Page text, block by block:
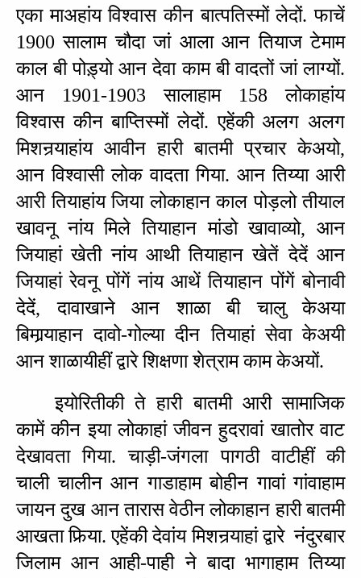
एका माअहांय विश्‍वास कीन बात्‍पतिस्मों लेदों. फाचें
1900 सालाम चौदा जां आला आन तियाज टेमाम
काल बी पोड़्यो आन देवा काम बी वादतों जां लाग्यों.
आन 1901-1903 सालाहाम 158 लोकाहांय
विश्‍वास कीन बाप्‍तिस्मों लेदों. एहेंकी अलग अलग
मिशनर्‍याहांय आवीन हारी बातमी प्रचार केअयो,
आन विश्‍वासी लोक वादता गिया. आन तिय्या आरी
आरी तियाहांय जिया लोकाहान काल पोड़लो तीयाल
खावनू नांय मिले तियाहान मांडो खावाव्यो, आन
जियाहां खेती नांय आथी तियाहान खेतें देदें आन
जियाहां रेवनू पोंगें नांय आथें तियाहान पोंगें बोनावी
देदें, दावाखाने आन शाळा बी चालु केअया
बिमार्‍याहान दावो-गोल्या दीन तियाहां सेवा केअयी
आन शाळायीहीं द्वारे शिक्षणा शेत्राम काम केअयों.
इयोरितीकी ते हारी बातमी आरी सामाजिक
कामें कीन इया लोकाहां जीवन हुदरावां खातोर वाट
देखावता गिया. चाड़ी-जंगला पागठी वाटीहीं की
चाली चालीन आन गाडाहाम बोहीन गावां गांवाहाम
जायन दुख आन तारास वेठीन लोकाहान हारी बातमी
आखता फिर्‍या. एहेंकी देवांय मिशनर्‍याहां द्वारे  नंदुरबार
जिलाम आन आही-पाही ने बादा भागाहाम तिय्या